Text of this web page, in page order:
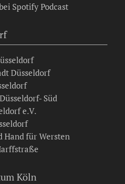
Spotify Podcast
Düsseldorf
Süd
e.V.
Hand für Wersten
Köln